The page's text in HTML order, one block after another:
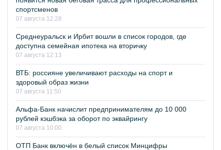
спортсменов
07 августа 12:28
Среднеуральск и Ирбит вошли в список городов, где
доступна семейная ипотека на вторичку
07 августа 12:13
ВТБ: россияне увеличивают расходы на спорт и
здоровый образ жизни
07 августа 11:50
Альфа-Банк начислит предпринимателям до 10 000
рублей кэшбэка за оборот по эквайрингу
07 августа 10:00
ОТП Банк включён в белый список Минцифры